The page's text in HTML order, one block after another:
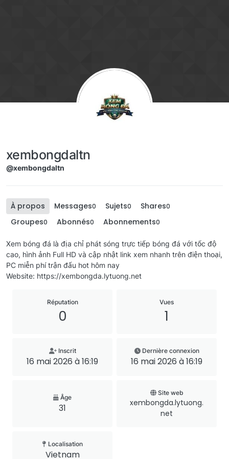
xembongdaltn
@xembongdaltn
À propos Messages0 Sujets0 Shares0
Groupes0 Abonnés0 Abonnements0
Xem bóng đá là địa chỉ phát sóng trực tiếp bóng đá với tốc độ
cao, hình ảnh Full HD và cập nhật link xem nhanh trên điện thoại,
PC miễn phí trận đấu hot hôm nay
Website: https://xembongda.lytuong.net
Réputation
0
Vues
1
Inscrit
16 mai 2026 à 16:19
Dernière connexion
16 mai 2026 à 16:19
Âge
31
Site web
xembongda.lytuong.
net
Localisation
Vietnam